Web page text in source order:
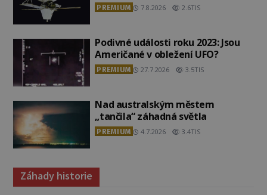
PREMIUM 7.8.2026 2.6TIS
Podivné události roku 2023: Jsou
Američané v obležení UFO?
PREMIUM 27.7.2026 3.5TIS
Nad australským městem
„tančila“ záhadná světla
PREMIUM 4.7.2026 3.4TIS
Záhady historie